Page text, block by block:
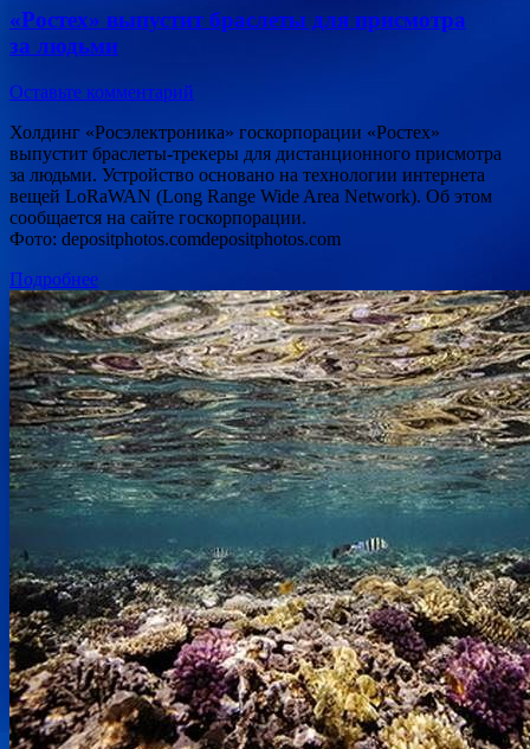
«Ростех» выпустит браслеты для присмотра
за людьми
Оставьте комментарий
Холдинг «Росэлектроника» госкорпорации «Ростех»
выпустит браслеты-трекеры для дистанционного присмотра
за людьми. Устройство основано на технологии интернета
вещей LoRaWAN (Long Range Wide Area Network). Об этом
сообщается на сайте госкорпорации.
Фото: depositphotos.comdepositphotos.com
Подробнее